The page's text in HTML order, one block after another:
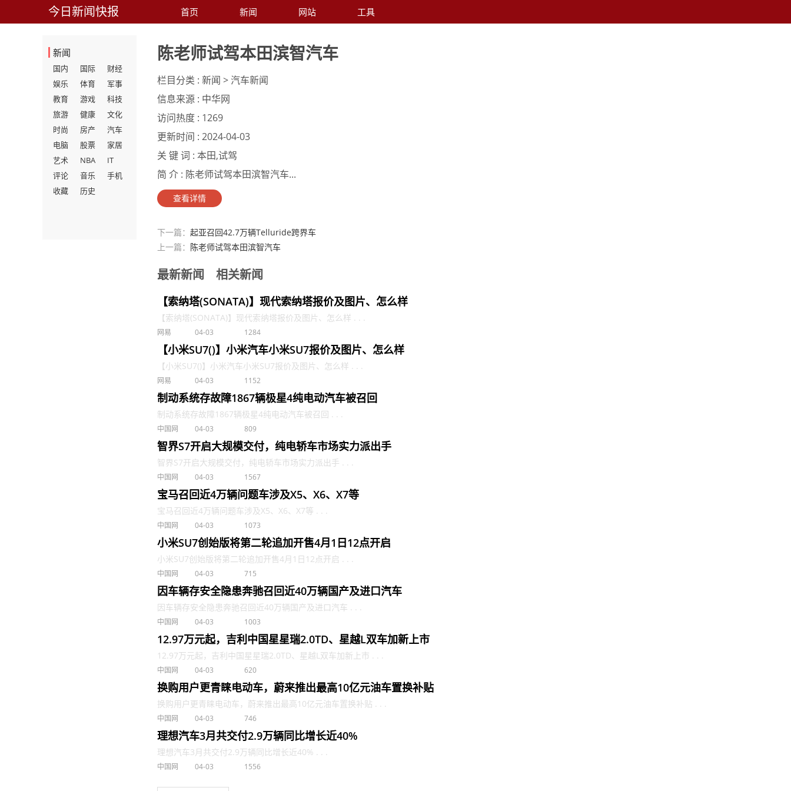
今日新闻快报 首页 新闻 网站 工具
新闻
国内 国际
财经
娱乐
体育
军事
教育
游戏
科技
旅游
健康
文化
时尚
房产
汽车
电脑
股票
家居
艺术
NBA
IT
评论
音乐
手机
收藏
历史
陈老师试驾本田滨智汽车
栏目分类 : 新闻 > 汽车新闻
信息来源 : 中华网
访问热度 : 1269
更新时间 : 2024-04-03
关 键 词 : 本田,试驾
简 介 : 陈老师试驾本田滨智汽车...
查看详情
下一篇： 起亚召回42.7万辆Telluride跨界车
上一篇： 陈老师试驾本田滨智汽车
最新新闻 相关新闻
【索纳塔(SONATA)】现代索纳塔报价及图片、怎么样
【索纳塔(SONATA)】现代索纳塔报价及图片、怎么样 . . .
网易 04-03 1284
【小米SU7()】小米汽车小米SU7报价及图片、怎么样
【小米SU7()】小米汽车小米SU7报价及图片、怎么样 . . .
网易 04-03 1152
制动系统存故障1867辆极星4纯电动汽车被召回
制动系统存故障1867辆极星4纯电动汽车被召回 . . .
中国网 04-03 809
智界S7开启大规模交付，纯电轿车市场实力派出手
智界S7开启大规模交付，纯电轿车市场实力派出手 . . .
中国网 04-03 1567
宝马召回近4万辆问题车涉及X5、X6、X7等
宝马召回近4万辆问题车涉及X5、X6、X7等 . . .
中国网 04-03 1073
小米SU7创始版将第二轮追加开售4月1日12点开启
小米SU7创始版将第二轮追加开售4月1日12点开启 . . .
中国网 04-03 715
因车辆存安全隐患奔驰召回近40万辆国产及进口汽车
因车辆存安全隐患奔驰召回近40万辆国产及进口汽车 . . .
中国网 04-03 1003
12.97万元起，吉利中国星星瑞2.0TD、星越L双车加新上市
12.97万元起，吉利中国星星瑞2.0TD、星越L双车加新上市 . . .
中国网 04-03 620
换购用户更青睐电动车，蔚来推出最高10亿元油车置换补贴
换购用户更青睐电动车，蔚来推出最高10亿元油车置换补贴 . . .
中国网 04-03 746
理想汽车3月共交付2.9万辆同比增长近40%
理想汽车3月共交付2.9万辆同比增长近40% . . .
中国网 04-03 1556